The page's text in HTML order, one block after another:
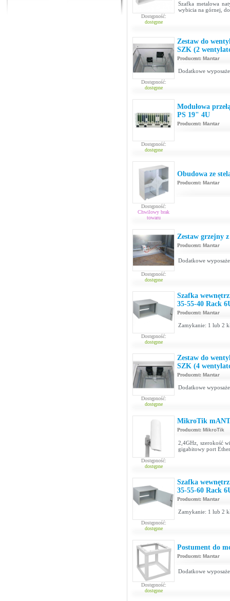
Dostępność:
dostępne
Szafka metalowa
wybicia na górnej,
Dostępność:
dostępne
Zestaw do
SZK (2
Producent: Mantar
Dodatkowe
Dostępność:
dostępne
Modułowa
PS 19" 4U
Producent: Mantar
Dostępność:
Chwilowy brak
towaru
Obudowa ze
Producent: Mantar
Dostępność:
dostępne
Zestaw grzejny
Producent: Mantar
Dodatkowe
Dostępność:
dostępne
Szafka
35-55-40 Rack
Producent: Mantar
Zamykanie: 1 lub 2
Dostępność:
dostępne
Zestaw do
SZK (4
Producent: Mantar
Dodatkowe
Dostępność:
dostępne
MikroTik
Producent: MikroTik
2,4GHz, szerokość
gigabitowy port
Dostępność:
dostępne
Szafka
35-55-60 Rack
Producent: Mantar
Zamykanie: 1 lub 2
Dostępność:
dostępne
Postument do
Producent: Mantar
Dodatkowe